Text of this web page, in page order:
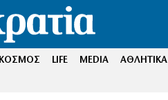
ΚΟΣΜΟΣ LIFE MEDIA ΑΘΛΗΤΙΚΑ